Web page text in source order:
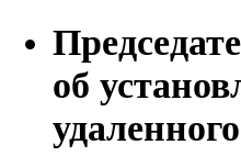
об